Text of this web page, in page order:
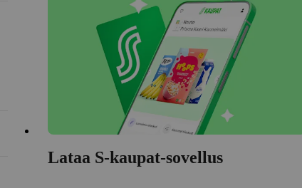
Lataa S-kaupat-sovellus